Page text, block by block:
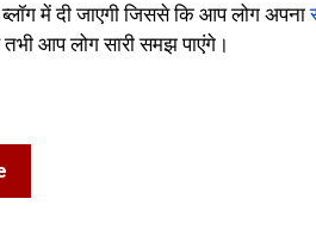
में दी जाएगी जिससे कि आप लोग अपना
तभी आप लोग सारी समझ पाएंगे।